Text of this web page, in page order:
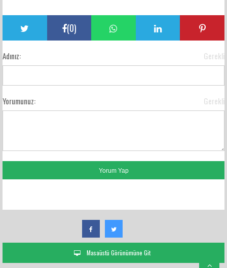
(0)
Adınız: Gerekli
Yorumunuz: Gerekli
Masaüstü Görünümüne Git